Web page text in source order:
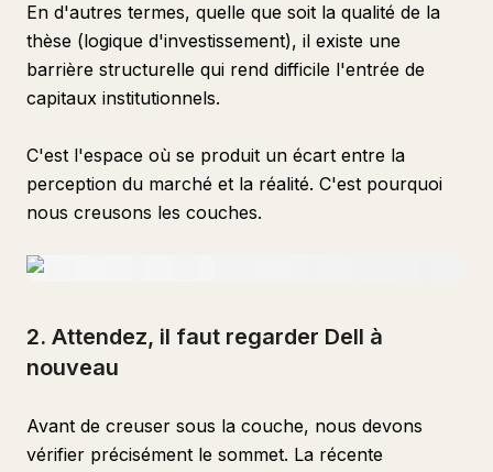
En d'autres termes, quelle que soit la qualité de la
thèse (logique d'investissement), il existe une
barrière structurelle qui rend difficile l'entrée de
capitaux institutionnels.
C'est l'espace où se produit un écart entre la
perception du marché et la réalité. C'est pourquoi
nous creusons les couches.
2. Attendez, il faut regarder Dell à
nouveau
Avant de creuser sous la couche, nous devons
vérifier précisément le sommet. La récente